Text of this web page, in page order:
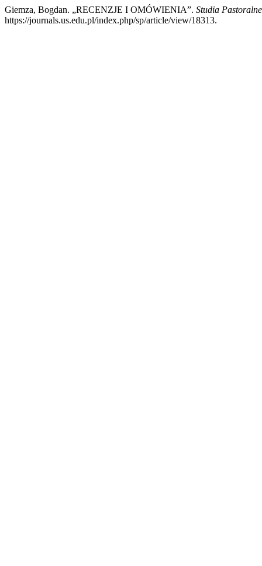
Giemza, Bogdan. „RECENZJE I OMÓWIENIA”. Studia Pastoralne
https://journals.us.edu.pl/index.php/sp/article/view/18313.